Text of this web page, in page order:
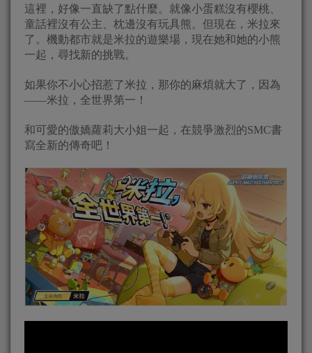
這裡，好像一直缺了點什麼。就像小蛋糕沒有櫻桃、
童話裡沒有公主、枕邊沒有玩具熊。但現在，米拉來
了。機動都市就是米拉的遊樂場，現在她和她的小熊
一起，尋找新的挑戰。
如果你不小心招惹了米拉，那你的麻煩就大了，因為
——米拉，全世界第一！
和可愛的傲嬌蘿莉大小姐一起，在競爭激烈的SMC書
寫全新的傳奇吧！